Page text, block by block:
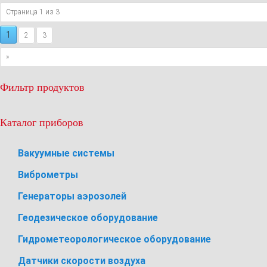
Страница 1 из 3
1 2 3
»
Фильтр продуктов
Каталог приборов
Вакуумные системы
Виброметры
Генераторы аэрозолей
Геодезическое оборудование
Гидрометеорологическое оборудование
Датчики скорости воздуха